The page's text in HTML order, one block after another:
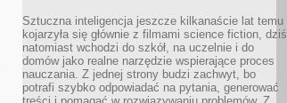
Sztuczna inteligencja jeszcze kilkanaście lat temu
kojarzyła się głównie z filmami science fiction, dziś
natomiast wchodzi do szkół, na uczelnie i do
domów jako realne narzędzie wspierające proces
nauczania. Z jednej strony budzi zachwyt, bo
potrafi szybko odpowiadać na pytania, generować